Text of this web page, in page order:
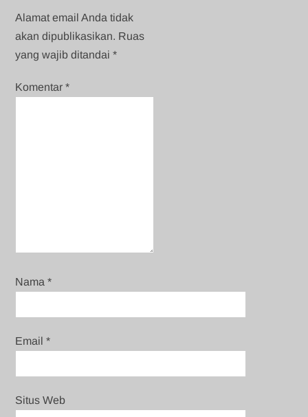
Alamat email Anda tidak
akan dipublikasikan. Ruas
yang wajib ditandai*
Komentar*
Nama*
Email*
Situs Web